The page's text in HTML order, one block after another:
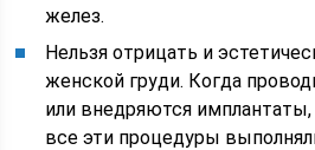
желез.
Нельзя отрицать и
женской груди. Когда
или внедряются
все эти процедуры